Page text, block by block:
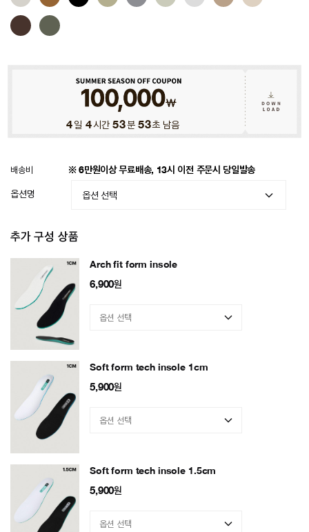
4일 4시간 53분 50초 남음
배송비 ※ 6만원이상 무료배송, 13시 이전 주문시 당일발송
옵션명
추가 구성 상품
Arch fit form insole
6,900원
Soft form tech insole 1cm
5,900원
Soft form tech insole 1.5cm
5,900원